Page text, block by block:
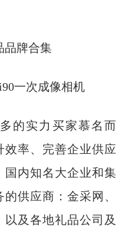
牌合集
一次成像相机
实力买家慕名而
效率、完善企业供应
国内知名大企业和集
供应商：金采网、
及各地礼品公司及